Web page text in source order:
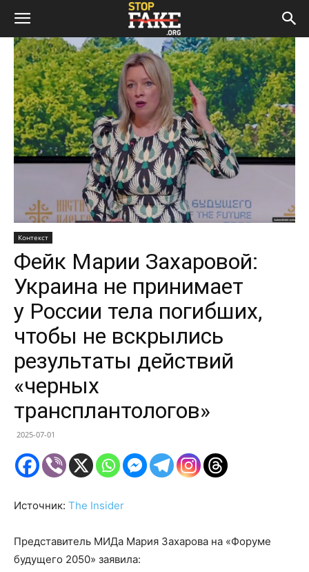
Контекст
Фейк Марии Захаровой:
Украина не принимает
у России тела погибших,
чтобы не вскрылись
результаты действий
«черных
трансплантологов»
2025-07-01
Источник: The Insider
Представитель МИДа Мария Захарова на «Форуме
будущего 2050» заявила: